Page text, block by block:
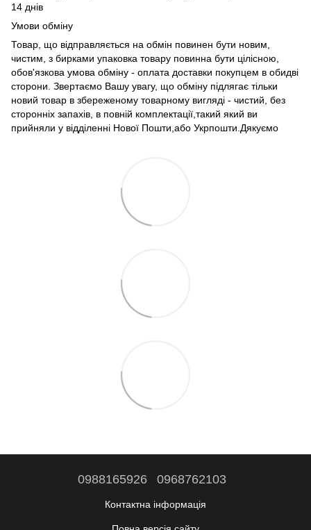
14 днів
Умови обміну
Товар, що відправляється на обмін повинен бути новим,
чистим, з бирками упаковка товару повинна бути цілісною,
обов'язкова умова обміну - оплата доставки покупцем в обидві
сторони. Звертаємо Вашу увагу, що обміну підлягає тільки
новий товар в збереженому товарному вигляді - чистий, без
сторонніх запахів, в повній комплектації,такий який ви
прийняли у відділенні Нової Пошти,або Укрпошти.Дякуємо
0988165926 0968762103
Контактна інформація